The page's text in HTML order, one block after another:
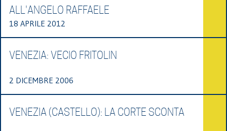
ALL'ANGELO RAFFAELE
18 APRILE 2012
VENEZIA: VECIO FRITOLIN
2 DICEMBRE 2006
VENEZIA (CASTELLO): LA CORTE SCONTA